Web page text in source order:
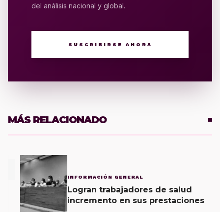
del análisis nacional y global.
SUSCRIBIRSE AHORA
MÁS RELACIONADO
INFORMACIÓN GENERAL
Logran trabajadores de salud
incremento en sus prestaciones